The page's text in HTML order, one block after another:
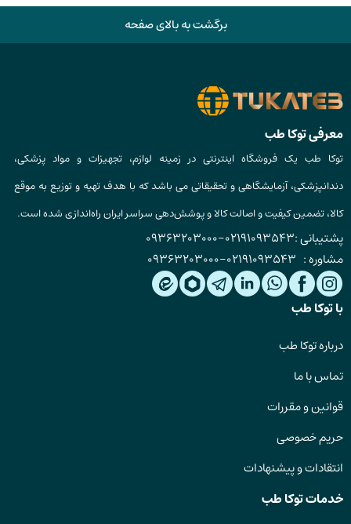
برگشت به بالای صفحه
معرفی توکا طب
توکا طب یک فروشگاه اینترنتی در زمینه لوازم، تجهیزات و مواد پزشکی،
دندانپزشکی، آزمایشگاهی و تحقیقاتی می باشد که با هدف تهیه و توزیع به موقع
کالا، تضمین کیفیت و اصالت کالا و پوشش‌دهی سراسر ایران راه‌اندازی شده است.
پشتیبانی :02191093543
-
09363203000
مشاوره : 02191093543
-
09363203000
با توکا طب
درباره توکا طب
تماس با ما
قوانین و مقررات
حریم خصوصی
انتقادات و پیشنهادات
خدمات توکا طب